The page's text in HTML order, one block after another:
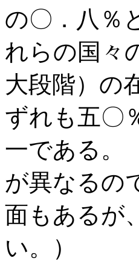
の〇．八％
れらの国々
大段階）の
ずれも五〇
一である。
が異なるの
面もあるが
い。）